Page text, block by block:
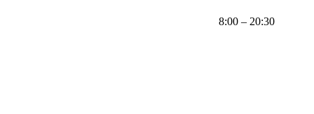
8:00 – 20:30